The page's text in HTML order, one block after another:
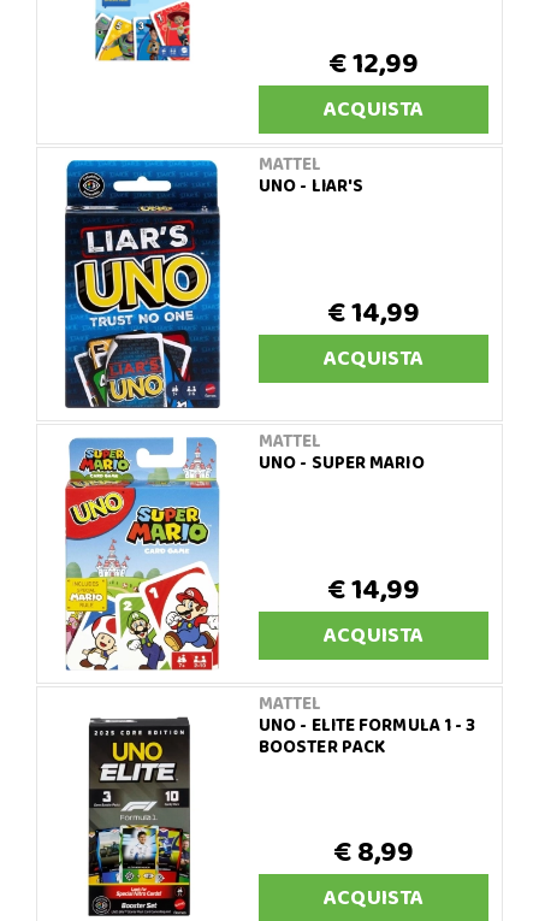
€ 12,99
ACQUISTA
MATTEL
UNO - LIAR'S
€ 14,99
ACQUISTA
MATTEL
UNO - SUPER MARIO
€ 14,99
ACQUISTA
MATTEL
UNO - ELITE FORMULA 1 - 3
BOOSTER PACK
€ 8,99
ACQUISTA